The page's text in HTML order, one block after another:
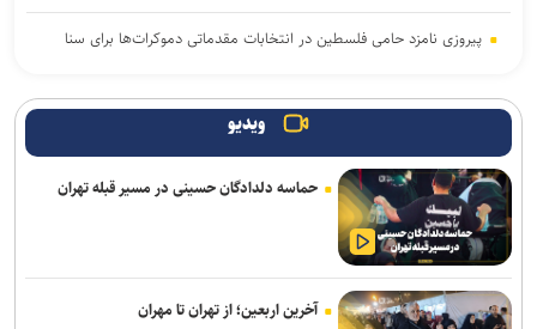
پیروزی نامزد حامی فلسطین در انتخابات مقدماتی دموکرات‌ها برای سنا
پزشکیان: اگر تا امروز مانده‌ایم، به‌خاطر مردم نجیب ایران است/ حتی
گلایه‌مندان هم همراهی کردند + صوت
هلاکت ۲ نظامی صهیونیست و مجروحیت ۴ تن دیگر در جنوب لبنان
صنعا: معادلات یمن را نمی‌توان با تغییر مسیر کشتی‌ها دور زد
دستگیری ۸ نفر از اشرار مسلح شاخص و مرتبطین گروهک‌های تروریستی
ویدیو
حماسه دلدادگان حسینی در مسیر قبله تهران
آخرین اربعین؛ از تهران تا مهران